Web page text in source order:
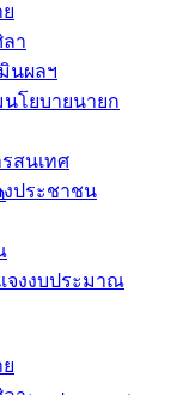
า
นผลฯ
โยบายนายก
สนเทศ
ประชาชน
จงงบประมาณ